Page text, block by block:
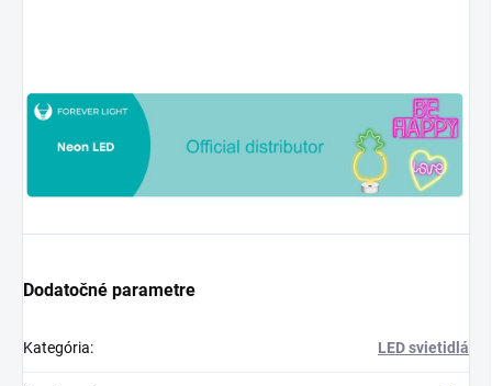
Dodatočné parametre
Kategória: LED svietidlá